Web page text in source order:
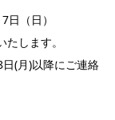
（日）
します。
(月)以降にご連絡